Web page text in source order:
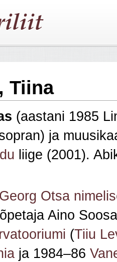
Tiina
(aastani 1985
ja
liige (2001).
Georg Otsa
Aino
(Tiiu
ja 1984–86